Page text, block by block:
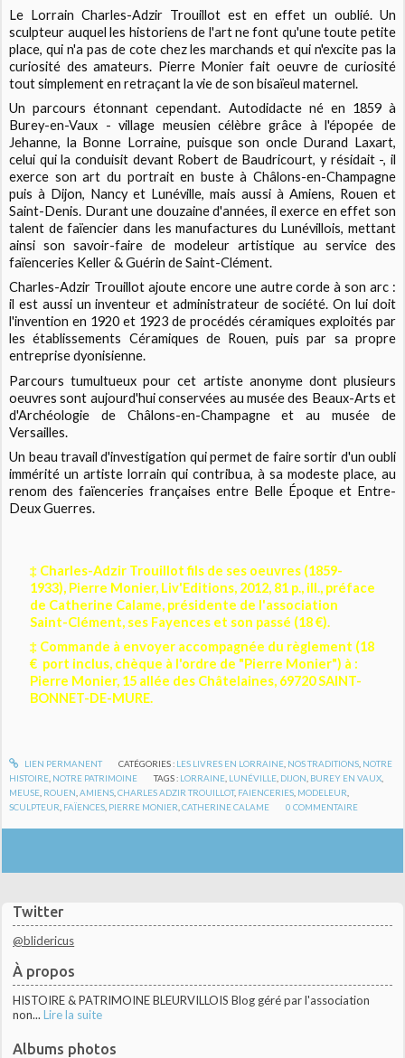
Twitter
@blidericus
À propos
HISTOIRE & PATRIMOINE BLEURVILLOIS Blog géré par l'association
non... Lire la suite
Albums photos
Le Lorrain Charles-Adzir Trouillot est en effet un oublié. Un
sculpteur auquel les historiens de l'art ne font qu'une toute petite
place, qui n'a pas de cote chez les marchands et qui n'excite pas la
curiosité des amateurs. Pierre Monier fait oeuvre de curiosité
tout simplement en retraçant la vie de son bisaïeul maternel.
Un parcours étonnant cependant. Autodidacte né en 1859 à
Burey-en-Vaux - village meusien célèbre grâce à l'épopée de
Jehanne, la Bonne Lorraine, puisque son oncle Durand Laxart,
celui qui la conduisit devant Robert de Baudricourt, y résidait -, il
exerce son art du portrait en buste à Châlons-en-Champagne
puis à Dijon, Nancy et Lunéville, mais aussi à Amiens, Rouen et
Saint-Denis. Durant une douzaine d'années, il exerce en effet son
talent de faïencier dans les manufactures du Lunévillois, mettant
ainsi son savoir-faire de modeleur artistique au service des
faïenceries Keller & Guérin de Saint-Clément.
Charles-Adzir Trouillot ajoute encore une autre corde à son arc :
il est aussi un inventeur et administrateur de société. On lui doit
l'invention en 1920 et 1923 de procédés céramiques exploités par
les établissements Céramiques de Rouen, puis par sa propre
entreprise dyonisienne.
Parcours tumultueux pour cet artiste anonyme dont plusieurs
oeuvres sont aujourd'hui conservées au musée des Beaux-Arts et
d'Archéologie de Châlons-en-Champagne et au musée de
Versailles.
Un beau travail d'investigation qui permet de faire sortir d'un oubli
immérité un artiste lorrain qui contribua, à sa modeste place, au
renom des faïenceries françaises entre Belle Époque et Entre-
Deux Guerres.
‡ Charles-Adzir Trouillot fils de ses oeuvres (1859-
1933), Pierre Monier, Liv'Editions, 2012, 81 p., ill., préface
de Catherine Calame, présidente de l'association
Saint-Clément, ses Fayences et son passé (18 €).
‡ Commande à envoyer accompagnée du règlement (18
€ port inclus, chèque à l'ordre de "Pierre Monier") à :
Pierre Monier, 15 allée des Châtelaines, 69720 SAINT-
BONNET-DE-MURE.
LIEN PERMANENT CATÉGORIES : LES LIVRES EN LORRAINE, NOS TRADITIONS, NOTRE
HISTOIRE NOTRE PATRIMOINE TAGS : LORRAINE LUNÉVILLE DIJON BUREY EN VAUX
MEUSE ROUEN ,AMIENS ,CHARLES ADZIR TROUILLOT, FAIENCERIES MODELEUR
SCULPTEUR FAÏENCES PIERRE MONIER ,CATHERINE CALAME 0 COMMENTAIRE